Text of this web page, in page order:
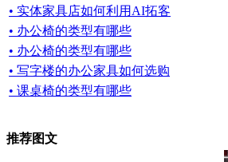
• 实体家具店如何利用AI拓客
• 办公椅的类型有哪些
• 办公椅的类型有哪些
• 写字楼的办公家具如何选购
• 课桌椅的类型有哪些
推荐图文